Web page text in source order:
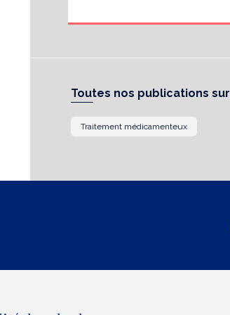
Toutes nos publications sur
Traitement médicamenteux